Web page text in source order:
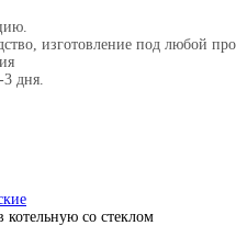
изготовление под любой
3 дня.
котельную со стеклом